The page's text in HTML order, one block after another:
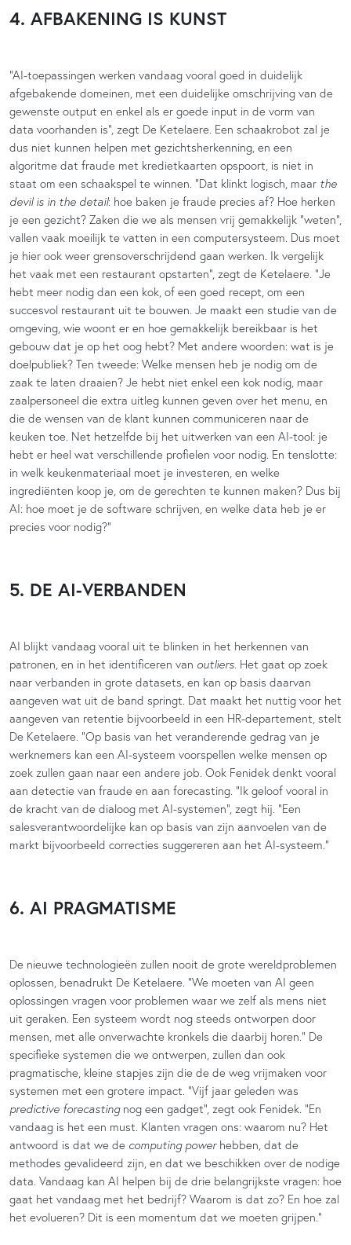
4. AFBAKENING IS KUNST
“AI-toepassingen werken vandaag vooral goed in duidelijk
afgebakende domeinen, met een duidelijke omschrijving van de
gewenste output en enkel als er goede input in de vorm van
data voorhanden is”, zegt De Ketelaere. Een schaakrobot zal je
dus niet kunnen helpen met gezichtsherkenning, en een
algoritme dat fraude met kredietkaarten opspoort, is niet in
staat om een schaakspel te winnen. “Dat klinkt logisch, maar the
devil is in the detail: hoe baken je fraude precies af? Hoe herken
je een gezicht? Zaken die we als mensen vrij gemakkelijk “weten”,
vallen vaak moeilijk te vatten in een computersysteem. Dus moet
je hier ook weer grensoverschrijdend gaan werken. Ik vergelijk
het vaak met een restaurant opstarten”, zegt de Ketelaere. “Je
hebt meer nodig dan een kok, of een goed recept, om een
succesvol restaurant uit te bouwen. Je maakt een studie van de
omgeving, wie woont er en hoe gemakkelijk bereikbaar is het
gebouw dat je op het oog hebt? Met andere woorden: wat is je
doelpubliek? Ten tweede: Welke mensen heb je nodig om de
zaak te laten draaien? Je hebt niet enkel een kok nodig, maar
zaalpersoneel die extra uitleg kunnen geven over het menu, en
die de wensen van de klant kunnen communiceren naar de
keuken toe. Net hetzelfde bij het uitwerken van een AI-tool: je
hebt er heel wat verschillende profielen voor nodig. En tenslotte:
in welk keukenmateriaal moet je investeren, en welke
ingrediënten koop je, om de gerechten te kunnen maken? Dus bij
AI: hoe moet je de software schrijven, en welke data heb je er
precies voor nodig?”
5. DE AI-VERBANDEN
AI blijkt vandaag vooral uit te blinken in het herkennen van
patronen, en in het identificeren van outliers . Het gaat op zoek
naar verbanden in grote datasets, en kan op basis daarvan
aangeven wat uit de band springt. Dat maakt het nuttig voor het
aangeven van retentie bijvoorbeeld in een HR-departement, stelt
De Ketelaere. “Op basis van het veranderende gedrag van je
werknemers kan een AI-systeem voorspellen welke mensen op
zoek zullen gaan naar een andere job. Ook Fenidek denkt vooral
aan detectie van fraude en aan forecasting. “Ik geloof vooral in
de kracht van de dialoog met AI-systemen”, zegt hij. “Een
salesverantwoordelijke kan op basis van zijn aanvoelen van de
markt bijvoorbeeld correcties suggereren aan het AI-systeem.”
6. AI PRAGMATISME
De nieuwe technologieën zullen nooit de grote wereldproblemen
oplossen, benadrukt De Ketelaere. “We moeten van AI geen
oplossingen vragen voor problemen waar we zelf als mens niet
uit geraken. Een systeem wordt nog steeds ontworpen door
mensen, met alle onverwachte kronkels die daarbij horen.” De
specifieke systemen die we ontwerpen, zullen dan ook
pragmatische, kleine stapjes zijn die de de weg vrijmaken voor
systemen met een grotere impact. “Vijf jaar geleden was
predictive forecastingnog een gadget”, zegt ook Fenidek. “En
vandaag is het een must. Klanten vragen ons: waarom nu? Het
antwoord is dat we de computing powerhebben, dat de
methodes gevalideerd zijn, en dat we beschikken over de nodige
data. Vandaag kan AI helpen bij de drie belangrijkste vragen: hoe
gaat het vandaag met het bedrijf? Waarom is dat zo? En hoe zal
het evolueren? Dit is een momentum dat we moeten grijpen.”